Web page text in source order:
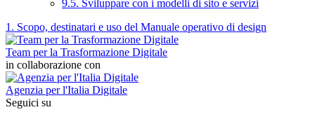
9.5. Sviluppare con i modelli di sito e servizi
1. Scopo, destinatari e uso del Manuale operativo di design
Team per la Trasformazione Digitale
in collaborazione con
Agenzia per l'Italia Digitale
Seguici su